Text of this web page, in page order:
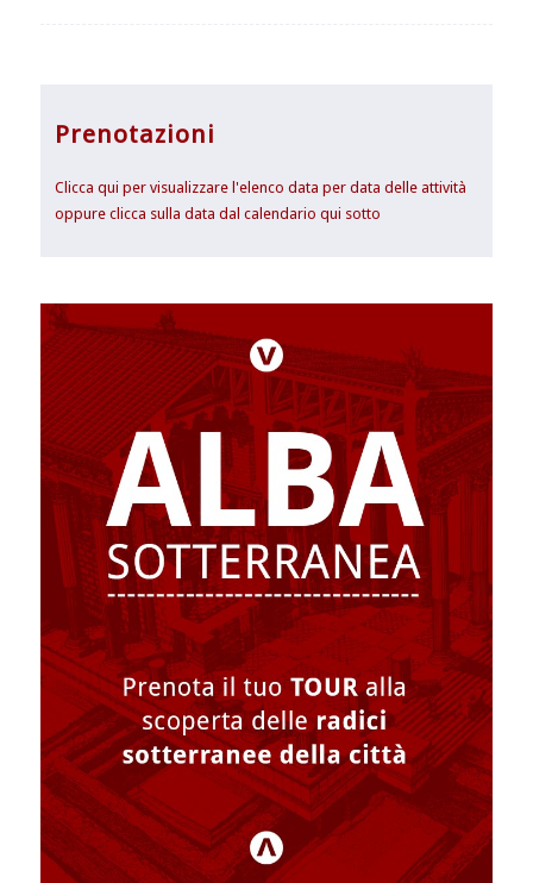
Prenotazioni
Clicca qui per visualizzare l'elenco data per data delle attività
oppure clicca sulla data dal calendario qui sotto